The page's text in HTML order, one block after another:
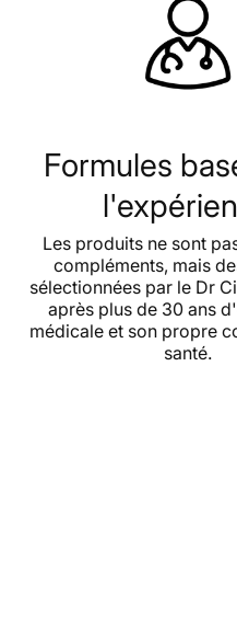
Formules
Les produits ne sont
compléments, mais
sélectionnées par le Dr
après plus de 30 ans
médicale et son propre
santé.